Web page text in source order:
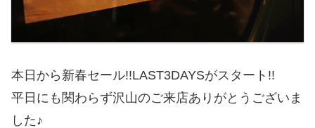
本日から新春セール!!LAST3DAYSがスタート!!
平日にも関わらず沢山のご来店ありがとうございま
した♪